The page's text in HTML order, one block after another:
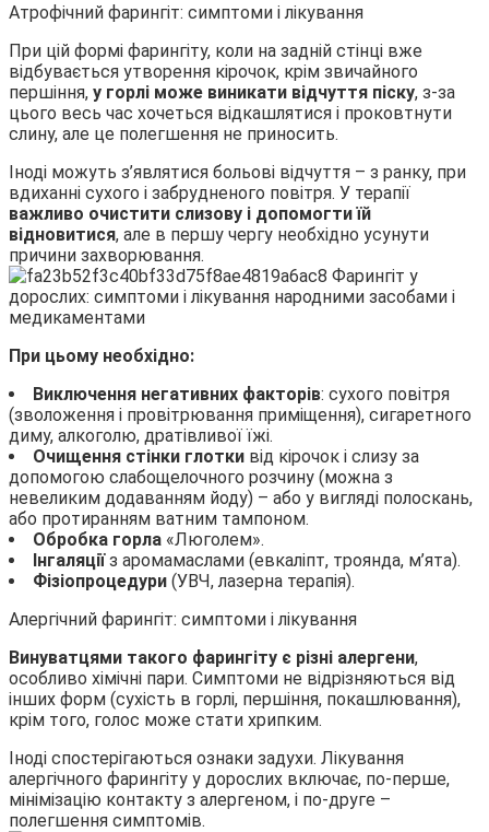
Атрофічний фарингіт: симптоми і лікування
При цій формі фарингіту, коли на задній стінці вже
відбувається утворення кірочок, крім звичайного
першіння, у горлі може виникати відчуття піску, з-за
цього весь час хочеться відкашлятися і проковтнути
слину, але це полегшення не приносить.
Іноді можуть з’являтися больові відчуття – з ранку, при
вдиханні сухого і забрудненого повітря. У терапії
важливо очистити слизову і допомогти їй
відновитися, але в першу чергу необхідно усунути
причини захворювання.
При цьому необхідно:
Виключення негативних факторів: сухого повітря
(зволоження і провітрювання приміщення), сигаретного
диму, алкоголю, дратівливої їжі.
Очищення стінки глотки від кірочок і слизу за
допомогою слабощелочного розчину (можна з
невеликим додаванням йоду) – або у вигляді полоскань,
або протиранням ватним тампоном.
Обробка горла «Люголем».
Інгаляціїз аромамаслами (евкаліпт, троянда, м’ята).
Фізіопроцедури (УВЧ, лазерна терапія).
Алергічний фарингіт: симптоми і лікування
Винуватцями такого фарингіту є різні алергени,
особливо хімічні пари. Симптоми не відрізняються від
інших форм (сухість в горлі, першіння, покашлювання),
крім того, голос може стати хрипким.
Іноді спостерігаються ознаки задухи. Лікування
алергічного фарингіту у дорослих включає, по-перше,
мінімізацію контакту з алергеном, і по-друге –
полегшення симптомів.